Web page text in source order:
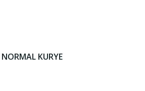
NORMAL KURYE